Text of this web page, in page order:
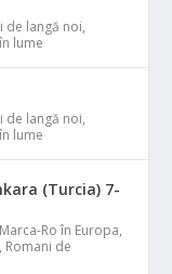
de langă noi,
lume
de langă noi,
lume
(Turcia) 7-
Marca-Ro în Europa,
, Romani de